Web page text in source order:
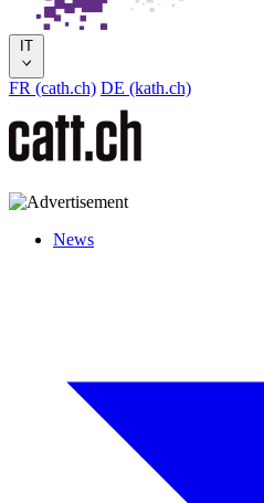
IT
FR (cath.ch) DE (kath.ch)
News